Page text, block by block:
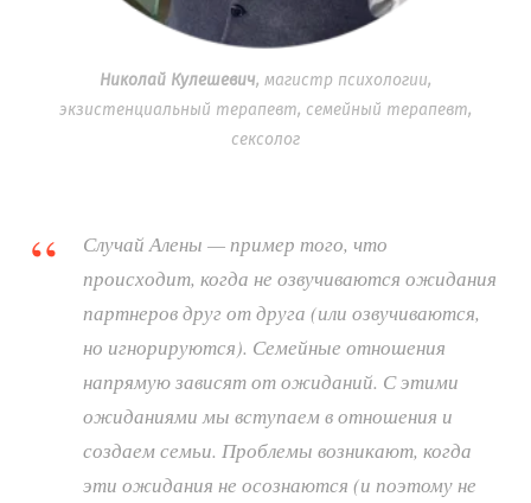
Николай Кулешевич, магистр психологии,
экзистенциальный терапевт, семейный терапевт,
сексолог
Случай Алены — пример того, что
происходит, когда не озвучиваются ожидания
партнеров друг от друга (или озвучиваются,
но игнорируются). Семейные отношения
напрямую зависят от ожиданий. С этими
ожиданиями мы вступаем в отношения и
создаем семьи. Проблемы возникают, когда
эти ожидания не осознаются (и поэтому не